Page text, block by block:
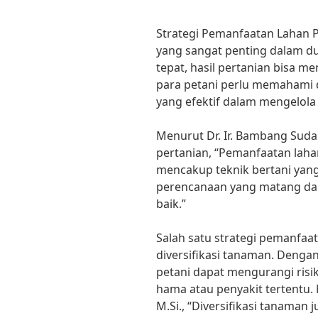
Strategi Pemanfaatan Lahan
yang sangat penting dalam
tepat, hasil pertanian bisa
para petani perlu
yang efektif dalam
Menurut Dr. Ir. Bambang
pertanian, “Pemanfaatan
mencakup teknik bertani
perencanaan yang matang
baik.”
Salah satu strategi
diversifikasi tanaman.
petani dapat mengurangi
hama atau penyakit tertentu.
M.Si., “Diversifikasi tanaman